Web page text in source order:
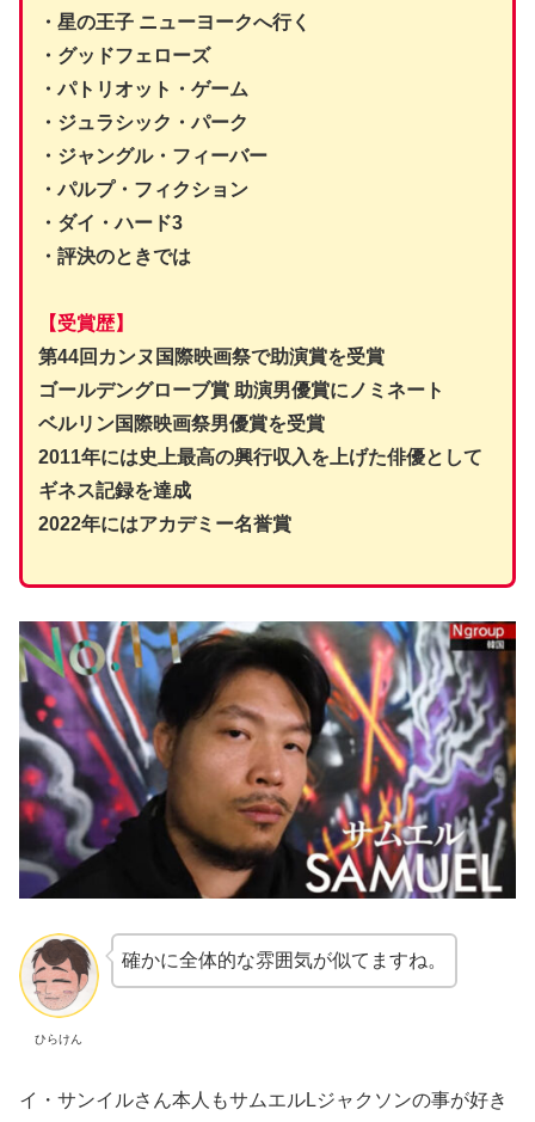
・星の王子 ニューヨークへ行く
・グッドフェローズ
・パトリオット・ゲーム
・ジュラシック・パーク
・ジャングル・フィーバー
・パルプ・フィクション
・ダイ・ハード3
・評決のときでは
【受賞歴】
第44回カンヌ国際映画祭で助演賞を受賞
ゴールデングローブ賞 助演男優賞にノミネート
ベルリン国際映画祭男優賞を受賞
2011年には史上最高の興行収入を上げた俳優として
ギネス記録を達成
2022年にはアカデミー名誉賞
ひらけん
確かに全体的な雰囲気が似てますね。
イ・サンイルさん本人もサムエルLジャクソンの事が好き